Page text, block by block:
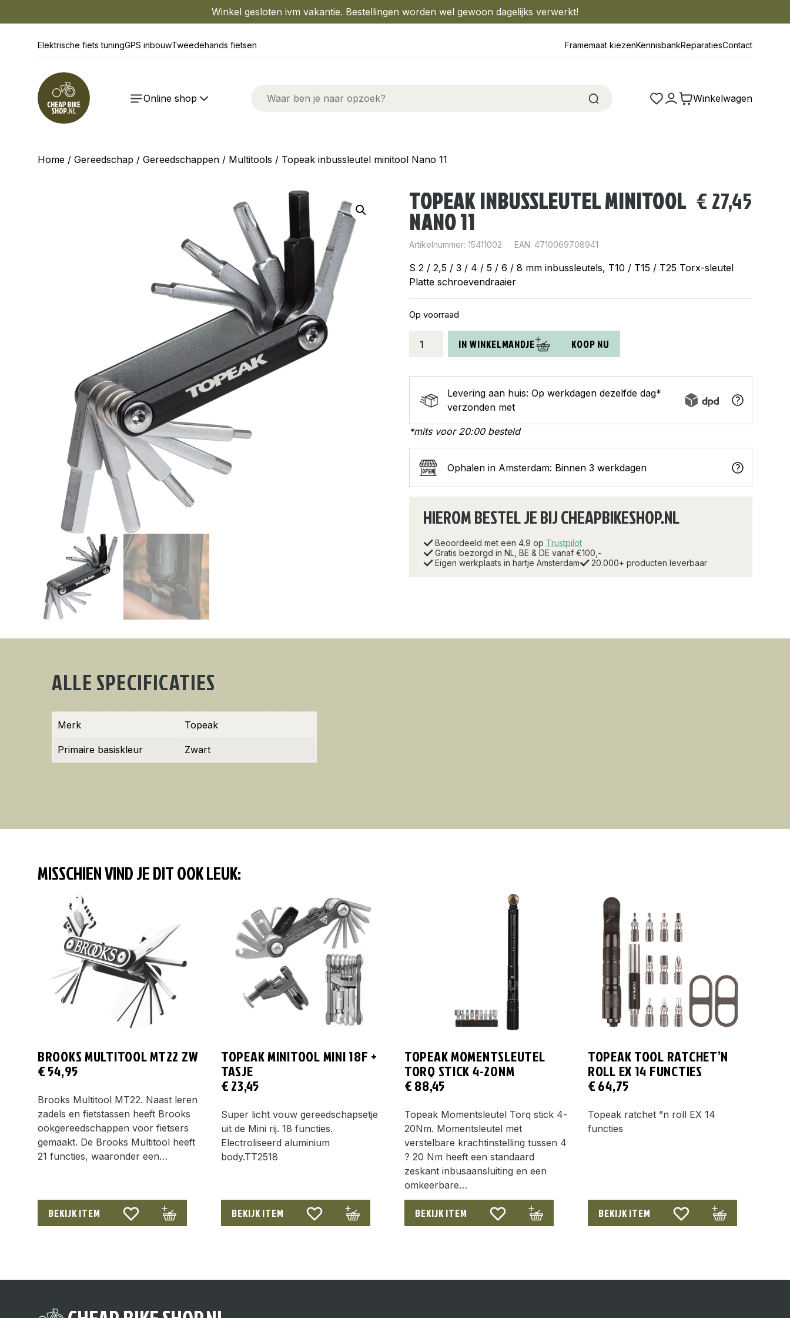
Winkel gesloten ivm vakantie. Bestellingen worden wel gewoon dagelijks verwerkt!
Elektrische fiets tuningGPS inbouwTweedehands fietsen Framemaat kiezenKennisbankReparatiesContact
Online shop Winkelwagen
Home / Gereedschap / Gereedschappen / Multitools / Topeak inbussleutel minitool Nano 11
TOPEAK INBUSSLEUTEL MINITOOL
NANO 11
€ 27,45
Artikelnummer:15411002 EAN: 4710069708941
S 2 / 2,5 / 3 / 4 / 5 / 6 / 8 mm inbussleutels, T10 / T15 / T25 Torx-sleutel
Platte schroevendraaier
Op voorraad
inbussleutel
Nano
aantal
IN WINKELMANDJE KOOP NU
Levering aan huis: Op werkdagen dezelfde dag*
verzonden met
*mits voor 20:00 besteld
Ophalen in Amsterdam: Binnen 3 werkdagen
HIEROM BESTEL JE BIJ CHEAPBIKESHOP.NL
Beoordeeld met een 4.9 op Trustpilot
Gratis bezorgd in NL, BE & DE vanaf €100,-
Eigen werkplaats in hartje Amsterdam
20.000+ producten leverbaar
ALLE SPECIFICATIES
Merk Topeak
Primaire basiskleur Zwart
MISSCHIEN VIND JE DIT OOK LEUK:
BROOKS MULTITOOL MT22 ZW
€54,95
Brooks Multitool MT22. Naast leren
zadels en fietstassen heeft Brooks
ookgereedschappen voor fietsers
gemaakt. De Brooks Multitool heeft
21 functies, waaronder een…
BEKIJK ITEM
TOPEAK MINITOOL MINI 18F +
TASJE
€23,45
Super licht vouw gereedschapsetje
uit de Mini rij. 18 functies.
Electroliseerd aluminium
body.TT2518
BEKIJK ITEM
TOPEAK MOMENTSLEUTEL
TORQ STICK 4-20NM
€88,45
Topeak Momentsleutel Torq stick 4-
20Nm. Momentsleutel met
verstelbare krachtinstelling tussen 4
? 20 Nm heeft een standaard
zeskant inbusaansluiting en een
omkeerbare…
BEKIJK ITEM
TOPEAK TOOL RATCHET’N
ROLL EX 14 FUNCTIES
€64,75
Topeak ratchet ”n roll EX 14
functies
BEKIJK ITEM